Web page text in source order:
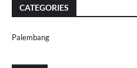
CATEGORIES
Palembang